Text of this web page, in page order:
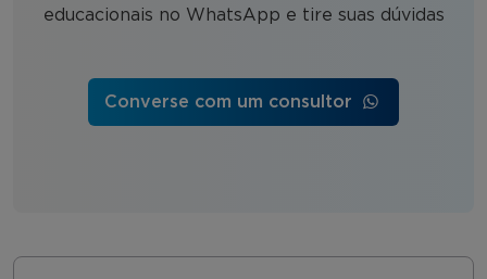
educacionais no WhatsApp e tire suas dúvidas
Converse com um consultor